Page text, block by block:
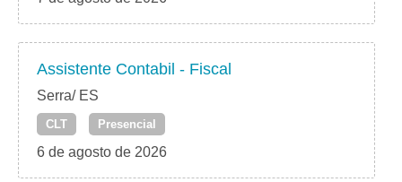
Assistente Contabil - Fiscal
Serra/ ES
CLT Presencial
6 de agosto de 2026